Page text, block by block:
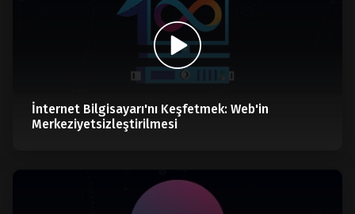
İnternet Bilgisayarı'nı Keşfetmek: Web'in
Merkeziyetsizleştirilmesi